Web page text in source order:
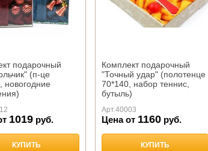
подарочный
(п-це
новогодние
1019 руб.
КУПИТЬ
Комплект подарочный
"Точный удар" (полотенце
70*140, набор теннис,
бутыль)
Арт.40003
Цена от 1160 руб.
КУПИТЬ